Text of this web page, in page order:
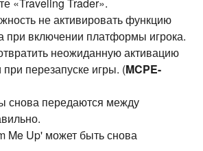
не активировать функцию
при включении платформы игрока.
неожиданную активацию
перезапуске игры. (MCPE-
снова передаются между
Me Up' может быть снова